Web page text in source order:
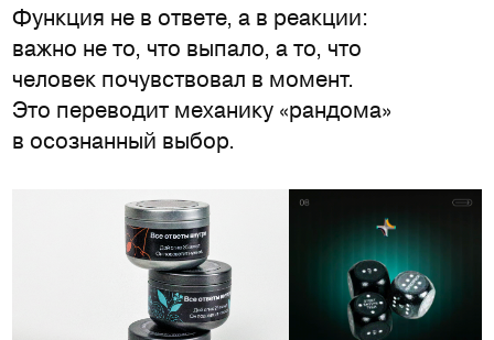
Функция не в ответе, а в реакции:
важно не то, что выпало, а то, что
человек почувствовал в момент.
Это переводит механику «рандома»
в осознанный выбор.